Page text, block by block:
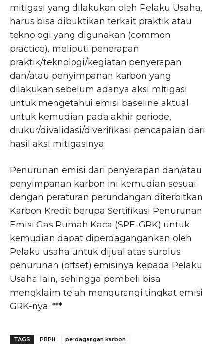
mitigasi yang dilakukan oleh Pelaku Usaha,
harus bisa dibuktikan terkait praktik atau
teknologi yang digunakan (common
practice), meliputi penerapan
praktik/teknologi/kegiatan penyerapan
dan/atau penyimpanan karbon yang
dilakukan sebelum adanya aksi mitigasi
untuk mengetahui emisi baseline aktual
untuk kemudian pada akhir periode,
diukur/divalidasi/diverifikasi pencapaian dari
hasil aksi mitigasinya.
Penurunan emisi dari penyerapan dan/atau
penyimpanan karbon ini kemudian sesuai
dengan peraturan perundangan diterbitkan
Karbon Kredit berupa Sertifikasi Penurunan
Emisi Gas Rumah Kaca (SPE-GRK) untuk
kemudian dapat diperdagangankan oleh
Pelaku usaha untuk dijual atas surplus
penurunan (offset) emisinya kepada Pelaku
Usaha lain, sehingga pembeli bisa
mengklaim telah mengurangi tingkat emisi
GRK-nya. ***
TAGS PBPH perdagangan karbon